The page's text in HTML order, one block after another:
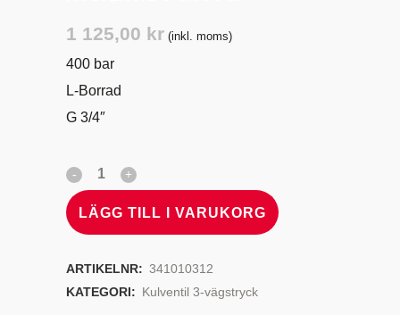
1 125,00 kr (inkl. moms)
400 bar
L-Borrad
G 3/4″
LÄGG TILL I VARUKORG
ARTIKELNR: 341010312
KATEGORI: Kulventil 3-vägstryck